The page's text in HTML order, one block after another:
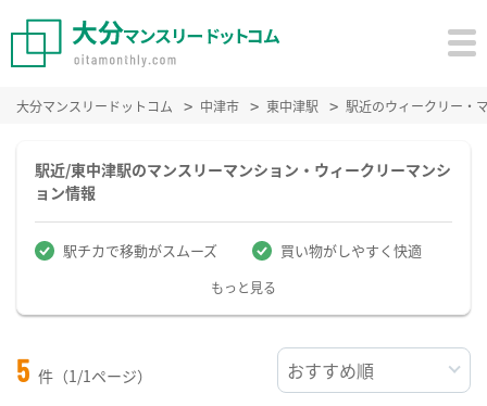
大分マンスリードットコム 中津市 東中津駅 駅近のウィークリー・
駅近/東中津駅のマンスリーマンション・ウィークリーマンシ
ョン情報
駅チカで移動がスムーズ 買い物がしやすく快適
もっと見る
5 件（1/1ページ）